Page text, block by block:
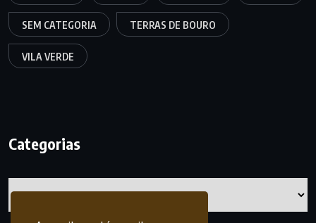
SEM CATEGORIA TERRAS DE BOURO
VILA VERDE
Categorias